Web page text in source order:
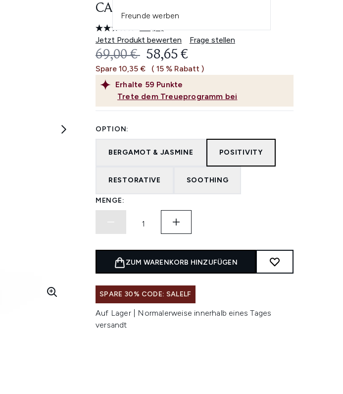
Freunde werben
CANDLE 240G
2.8 4
Bewertungen
lesen.
Link
auf
derselben
(4)
Jetzt Produkt bewerten
Frage stellen
Erhalte 59 Punkte
Trete dem Treueprogramm bei
UNVERBINDLICHE PREISEMPFEHLUNG:
69,00 € AKTUELLER PREIS:
58,65 €
Spare 10,35 € ( 15 % Rabatt )
OPTION:
BERGAMOT & JASMINE POSITIVITY
RESTORATIVE SOOTHING
MENGE:
ZUM WARENKORB HINZUFÜGEN
SPARE 30% CODE: SALELF
Auf Lager | Normalerweise innerhalb eines Tages
versandt